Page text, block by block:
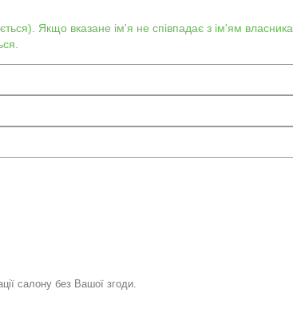
Якщо вказане ім'я не співпадає з ім'ям власника
салону без Вашої згоди.